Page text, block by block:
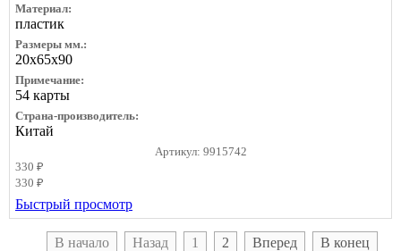
Материал:
пластик
Размеры мм.:
20х65х90
Примечание:
54 карты
Страна-производитель:
Китай
Артикул: 9915742
330 ₽
330 ₽
Быстрый просмотр
В начало Назад 1 2 Вперед
В конец